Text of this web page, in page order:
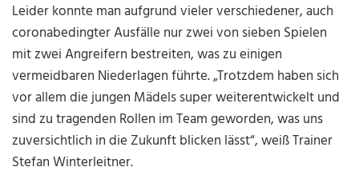
Leider konnte man aufgrund vieler verschiedener, auch
coronabedingter Ausfälle nur zwei von sieben Spielen
mit zwei Angreifern bestreiten, was zu einigen
vermeidbaren Niederlagen führte. „Trotzdem haben sich
vor allem die jungen Mädels super weiterentwickelt und
sind zu tragenden Rollen im Team geworden, was uns
zuversichtlich in die Zukunft blicken lässt“, weiß Trainer
Stefan Winterleitner.